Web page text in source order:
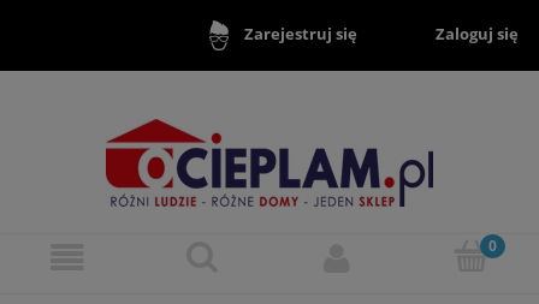
Zarejestruj się Zaloguj się